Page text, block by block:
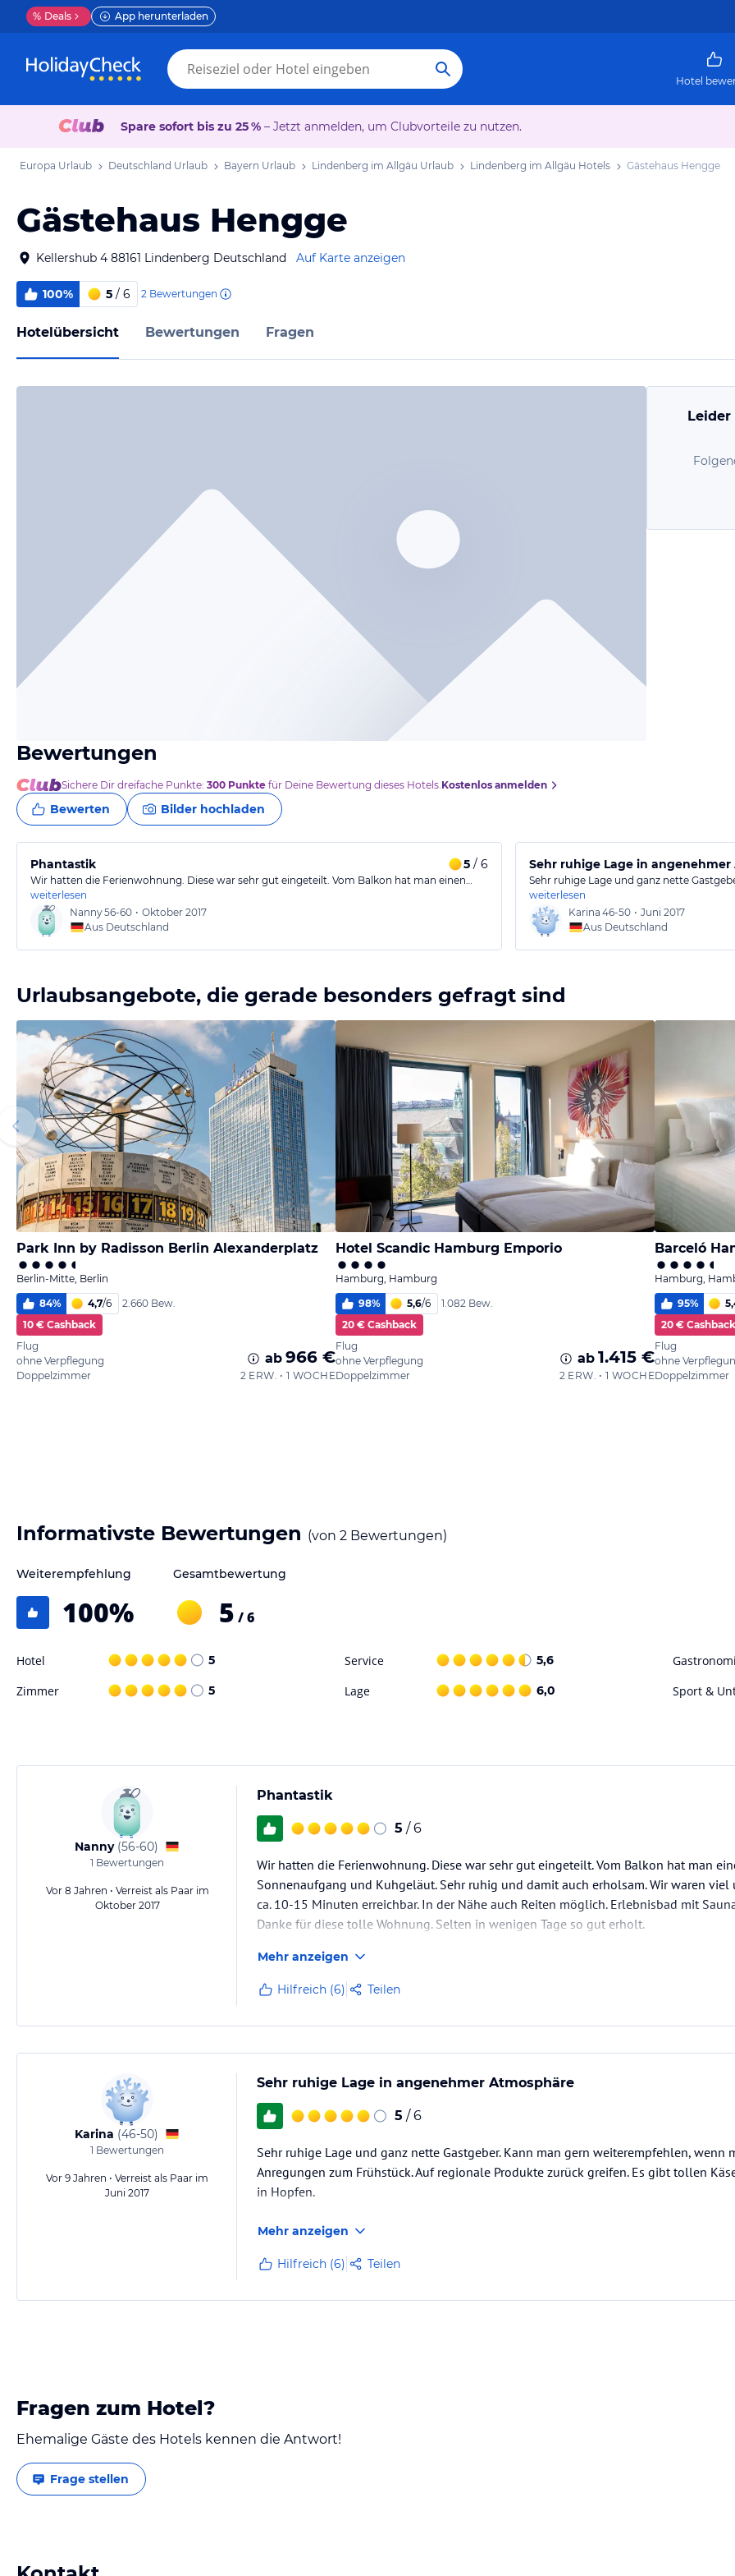
% Deals App herunterladen
Hotel
Spare sofort bis zu 25 % – Jetzt anmelden, um Clubvorteile zu nutzen.
Europa Urlaub Deutschland Urlaub Bayern Urlaub Lindenberg im Allgäu Urlaub Lindenberg im Allgäu Hotels Gästehaus Hengge
Gästehaus Hengge
Kellershub 4 88161 Lindenberg Deutschland Auf Karte anzeigen
100% 5 / 6 2 Bewertungen
Hotelübersicht Bewertungen Fragen
Bewertungen
Sichere Dir dreifache Punkte: 300 Punkte für Deine Bewertung dieses Hotels. Kostenlos anmelden
Bewerten Bilder hochladen
Phantastik 5 / 6
Wir hatten die Ferienwohnung. Diese war sehr gut eingeteilt. Vom Balkon hat man einen…
weiterlesen
Nanny56-60 • Oktober 2017
Aus Deutschland
Sehr ruhige Lage in
Sehr ruhige Lage und ganz nette
weiterlesen
Karina 46-50 • Juni 2017
Aus Deutschland
Urlaubsangebote, die gerade besonders gefragt sind
Park Inn by Radisson Berlin Alexanderplatz
Berlin-Mitte, Berlin
84% 4,7/6
2.660 Bew.
10 € Cashback
Flug
ohne Verpflegung
Doppelzimmer
ab 966 €
2 ERW. • 1 WOCHE
Hotel Scandic Hamburg Emporio
Hamburg, Hamburg
98% 5,6/6
1.082 Bew.
20 € Cashback
Flug
ohne Verpflegung
Doppelzimmer
ab 1.415 €
2 ERW. • 1 WOCHE
Barceló
Hamburg,
95%
20 € Cashback
Flug
ohne
Doppelzimmer
Informativste Bewertungen (von 2 Bewertungen)
Weiterempfehlung
100%
Gesamtbewertung
5 / 6
Hotel 5 Service 5,6
Zimmer 5 Lage 6,0 Sport &
Nanny (56-60)
1 Bewertungen
Vor 8 Jahren • Verreist als Paar im
Oktober 2017
Phantastik
5 / 6
Wir hatten die Ferienwohnung. Diese war sehr gut eingeteilt. Vom Balkon hat man
Sonnenaufgang und Kuhgeläut. Sehr ruhig und damit auch erholsam. Wir waren viel
ca. 10-15 Minuten erreichbar. In der Nähe auch Reiten möglich. Erlebnisbad mit
Danke für diese tolle Wohnung. Selten in wenigen Tage so gut erholt.
Mehr anzeigen
Hilfreich (6) Teilen
Karina (46-50)
1 Bewertungen
Vor 9 Jahren • Verreist als Paar im
Juni 2017
Sehr ruhige Lage in angenehmer Atmosphäre
5 / 6
Sehr ruhige Lage und ganz nette Gastgeber. Kann man gern weiterempfehlen, wenn
Anregungen zum Frühstück. Auf regionale Produkte zurück greifen. Es gibt tollen
in Hopfen.
Mehr anzeigen
Hilfreich (6) Teilen
Fragen zum Hotel?
Ehemalige Gäste des Hotels kennen die Antwort!
Frage stellen